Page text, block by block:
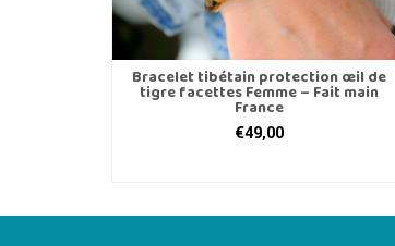
Bracelet tibétain protection œil de
tigre facettes Femme – Fait main
France
€49,00
produit